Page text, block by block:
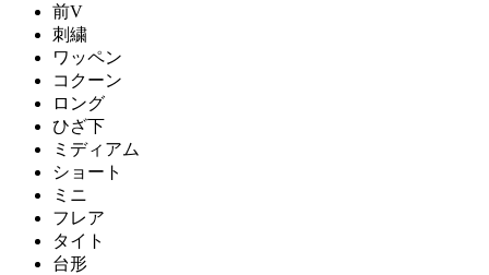
前V
刺繍
ワッペン
コクーン
ロング
ひざ下
ミディアム
ショート
ミニ
フレア
タイト
台形